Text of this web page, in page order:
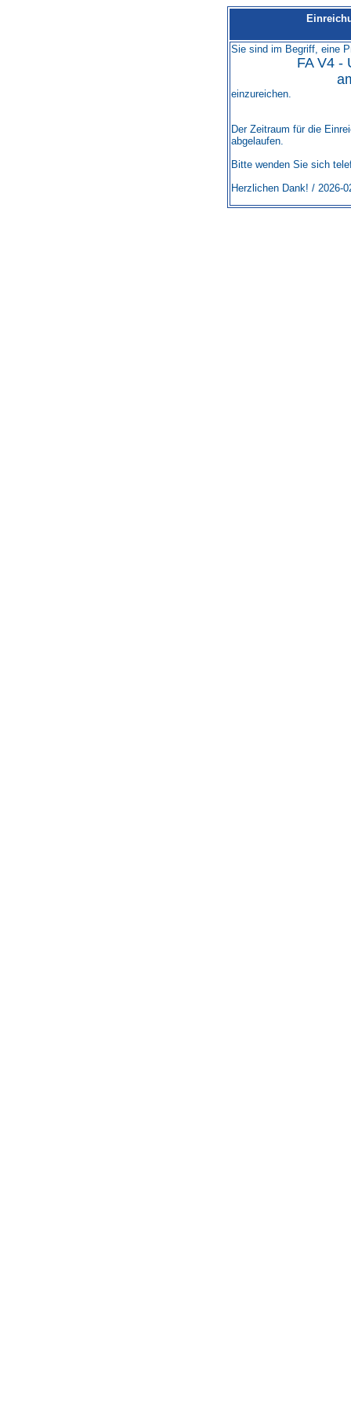
Sie sind im Begriff, eine
FA V4 -
einzureichen.
Der Zeitraum für die
abgelaufen.
Bitte wenden Sie sich
Herzlichen Dank! / 2026-